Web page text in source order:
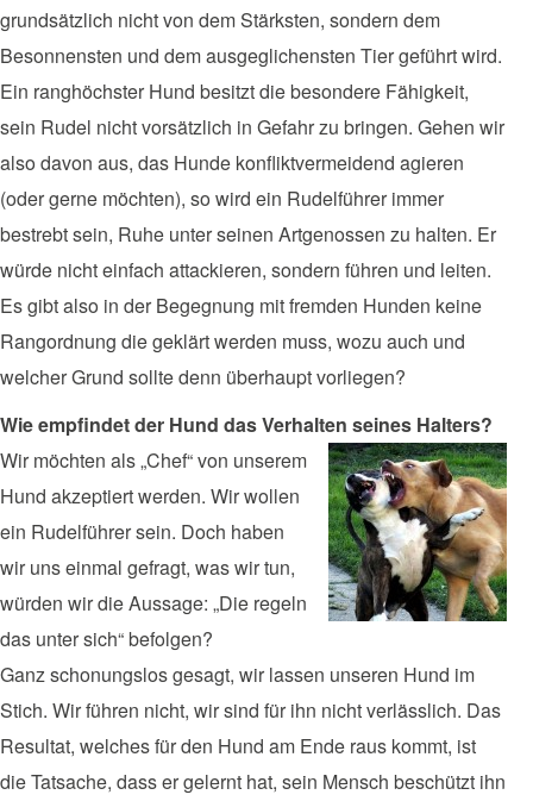
grundsätzlich nicht von dem Stärksten, sondern dem
Besonnensten und dem ausgeglichensten Tier geführt wird.
Ein ranghöchster Hund besitzt die besondere Fähigkeit,
sein Rudel nicht vorsätzlich in Gefahr zu bringen. Gehen wir
also davon aus, das Hunde konfliktvermeidend agieren
(oder gerne möchten), so wird ein Rudelführer immer
bestrebt sein, Ruhe unter seinen Artgenossen zu halten. Er
würde nicht einfach attackieren, sondern führen und leiten.
Es gibt also in der Begegnung mit fremden Hunden keine
Rangordnung die geklärt werden muss, wozu auch und
welcher Grund sollte denn überhaupt vorliegen?
Wie empfindet der Hund das Verhalten seines Halters?
Wir möchten als „Chef“ von unserem
Hund akzeptiert werden. Wir wollen
ein Rudelführer sein. Doch haben
wir uns einmal gefragt, was wir tun,
würden wir die Aussage: „Die regeln
das unter sich“ befolgen?
Ganz schonungslos gesagt, wir lassen unseren Hund im
Stich. Wir führen nicht, wir sind für ihn nicht verlässlich. Das
Resultat, welches für den Hund am Ende raus kommt, ist
die Tatsache, dass er gelernt hat, sein Mensch beschützt ihn